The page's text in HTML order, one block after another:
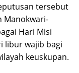
tersebut
Manokwari-
Hari Misi
libur wajib bagi
keuskupan.